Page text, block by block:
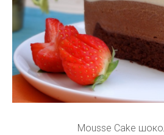
Mousse Cake